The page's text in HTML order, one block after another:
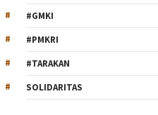
#GMKI
#PMKRI
#TARAKAN
SOLIDARITAS